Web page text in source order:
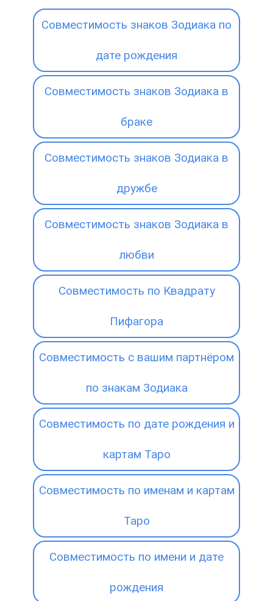
Совместимость знаков Зодиака по
дате рождения
Совместимость знаков Зодиака в
браке
Совместимость знаков Зодиака в
дружбе
Совместимость знаков Зодиака в
любви
Совместимость по Квадрату
Пифагора
Совместимость с вашим партнёром
по знакам Зодиака
Совместимость по дате рождения и
картам Таро
Совместимость по именам и картам
Таро
Совместимость по имени и дате
рождения